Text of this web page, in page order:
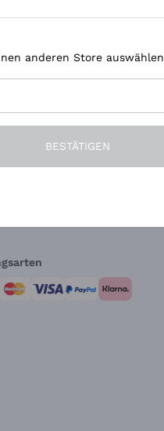
anderen Store auswählen
BESTÄTIGEN